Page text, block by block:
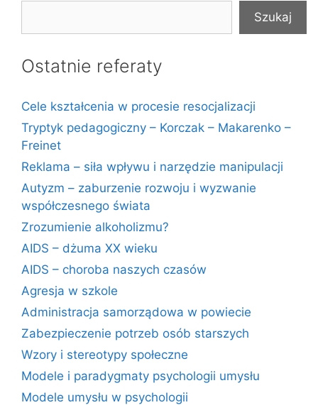
Szukaj
Ostatnie referaty
Cele kształcenia w procesie resocjalizacji
Tryptyk pedagogiczny – Korczak – Makarenko –
Freinet
Reklama – siła wpływu i narzędzie manipulacji
Autyzm – zaburzenie rozwoju i wyzwanie
współczesnego świata
Zrozumienie alkoholizmu?
AIDS – dżuma XX wieku
AIDS – choroba naszych czasów
Agresja w szkole
Administracja samorządowa w powiecie
Zabezpieczenie potrzeb osób starszych
Wzory i stereotypy społeczne
Modele i paradygmaty psychologii umysłu
Modele umysłu w psychologii